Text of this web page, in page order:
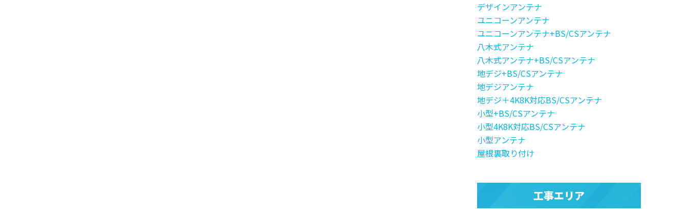
デザインアンテナ
ユニコーンアンテナ
ユニコーンアンテナ+BS/CSアンテナ
八木式アンテナ
八木式アンテナ+BS/CSアンテナ
地デジ+BS/CSアンテナ
地デジアンテナ
地デジ＋4K8K対応BS/CSアンテナ
小型+BS/CSアンテナ
小型4K8K対応BS/CSアンテナ
小型アンテナ
屋根裏取り付け
工事エリア